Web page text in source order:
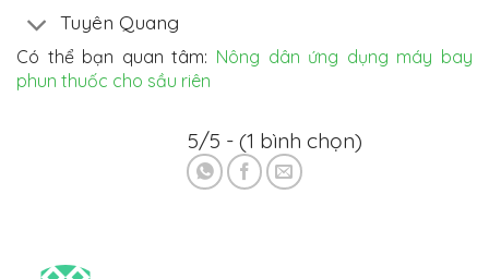
Tuyên Quang
Có thể bạn quan tâm: Nông dân ứng dụng máy bay
phun thuốc cho sầu riên
5/5 - (1 bình chọn)